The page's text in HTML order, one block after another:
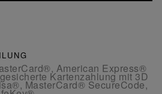
American Express®
Kartenzahlung mit 3D
MasterCard® SecureCode,